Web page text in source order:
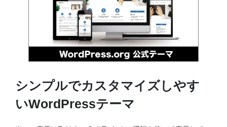
シンプルでカスタマイズしやす
いWordPressテーマ